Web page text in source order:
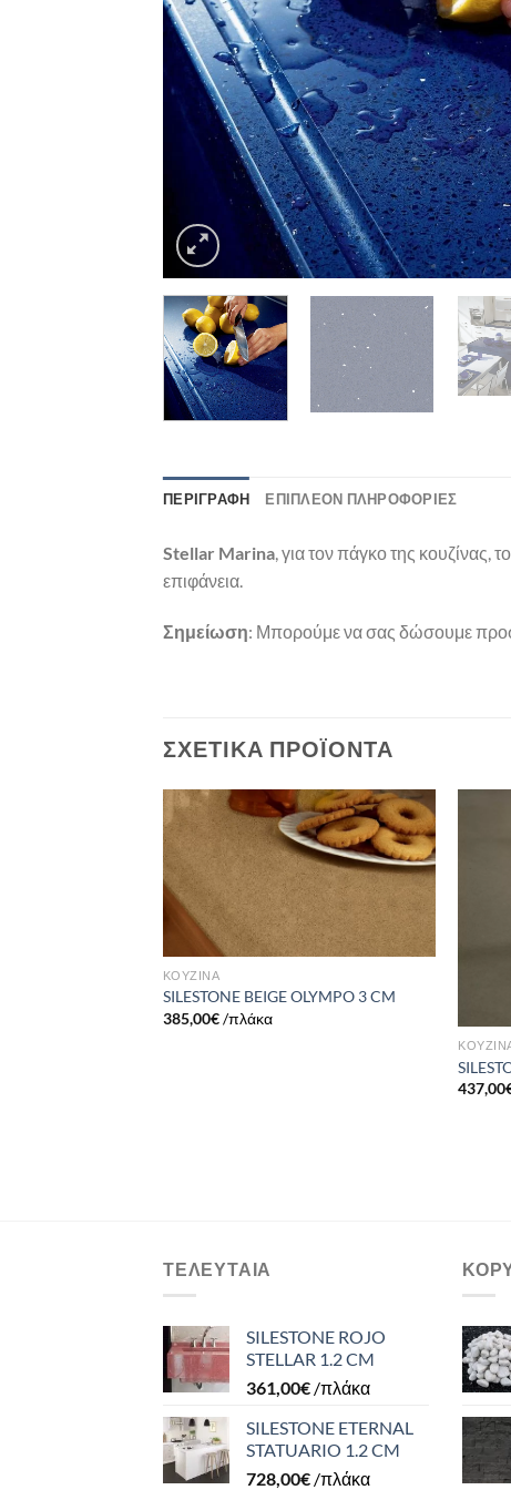
ΠΕΡΙΓΡΑΦΉ ΕΠΙΠΛΈΟΝ ΠΛΗΡΟΦΟΡΊΕΣ
Stellar Marina, για τον πάγκο της κουζίνας,
επιφάνεια.
Σημείωση: Μπορούμε να σας δώσουμε
ΣΧΕΤΙΚΆ ΠΡΟΪΌΝΤΑ
Πρόσθήκη
στην λίστα
ΚΟΥΖΙΝΑ
SILESTONE BEIGE OLYMPO 3 CM
385,00€/πλάκα
437,00
ΤΕΛΕΥΤΑΊΑ
SILESTONE ROJO
STELLAR 1.2 CM
361,00€ /πλάκα
SILESTONE ETERNAL
STATUARIO 1.2 CM
728,00€ /πλάκα